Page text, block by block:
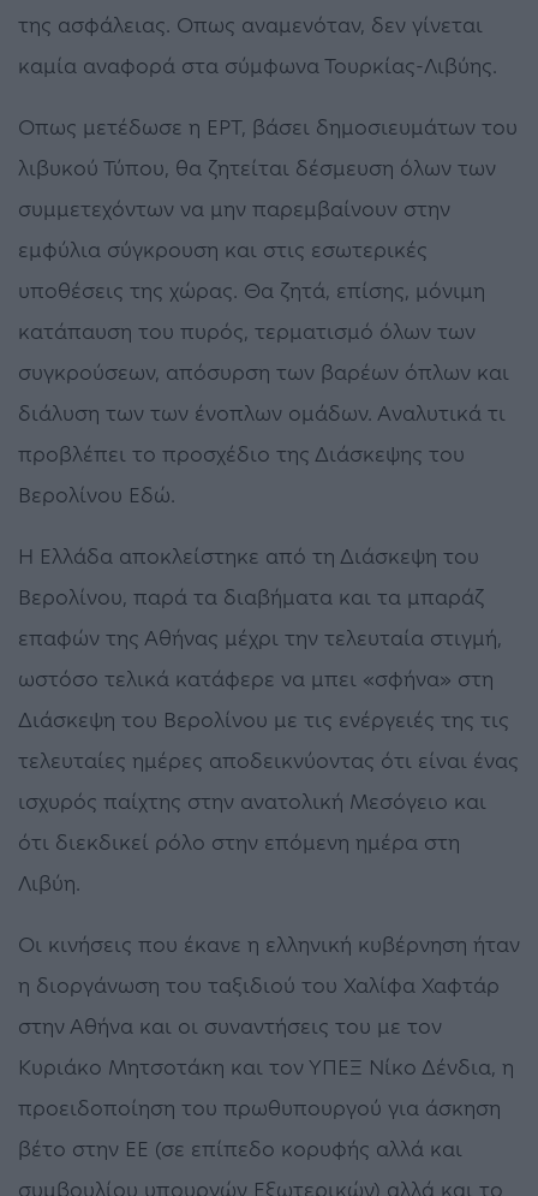
της ασφάλειας. Οπως αναμενόταν, δεν γίνεται
καμία αναφορά στα σύμφωνα Τουρκίας-Λιβύης.
Οπως μετέδωσε η ΕΡΤ, βάσει δημοσιευμάτων του
λιβυκού Τύπου, θα ζητείται δέσμευση όλων των
συμμετεχόντων να μην παρεμβαίνουν στην
εμφύλια σύγκρουση και στις εσωτερικές
υποθέσεις της χώρας. Θα ζητά, επίσης, μόνιμη
κατάπαυση του πυρός, τερματισμό όλων των
συγκρούσεων, απόσυρση των βαρέων όπλων και
διάλυση των των ένοπλων ομάδων. Αναλυτικά τι
προβλέπει το προσχέδιο της Διάσκεψης του
Βερολίνου Εδώ.
Η Ελλάδα αποκλείστηκε από τη Διάσκεψη του
Βερολίνου, παρά τα διαβήματα και τα μπαράζ
επαφών της Αθήνας μέχρι την τελευταία στιγμή,
ωστόσο τελικά κατάφερε να μπει «σφήνα» στη
Διάσκεψη του Βερολίνου με τις ενέργειές της τις
τελευταίες ημέρες αποδεικνύοντας ότι είναι ένας
ισχυρός παίχτης στην ανατολική Μεσόγειο και
ότι διεκδικεί ρόλο στην επόμενη ημέρα στη
Λιβύη.
Οι κινήσεις που έκανε η ελληνική κυβέρνηση ήταν
η διοργάνωση του ταξιδιού του Χαλίφα Χαφτάρ
στην Αθήνα και οι συναντήσεις του με τον
Κυριάκο Μητσοτάκη και τον ΥΠΕΞ Νίκο Δένδια, η
προειδοποίηση του πρωθυπουργού για άσκηση
βέτο στην ΕΕ (σε επίπεδο κορυφής αλλά και
συμβουλίου υπουργών Εξωτερικών) αλλά και το